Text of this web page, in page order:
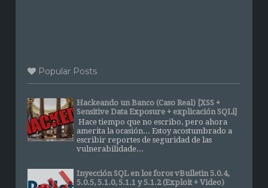
Popular Posts
Hackeando un Banco (Caso Real) [XSS +
Sensitive Data Exposure + explicación SQLi]
Hace tiempo que no escribo, pero ahora
amerita la ocasión... Estoy acostumbrado a
escribir reportes de seguridad de las
vulnerabilidade...
Inyección SQL en los foros vBulletin 5.0.4,
5.0.5, 5.1.0, 5.1.1 y 5.1.2 (Exploit + Video)